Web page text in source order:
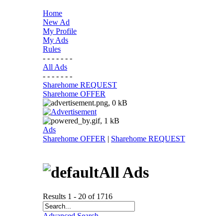
Home
New Ad
My Profile
My Ads
Rules
- - - - - - -
All Ads
- - - - - - -
Sharehome REQUEST
Sharehome OFFER
Ads
Sharehome OFFER | Sharehome REQUEST
All Ads
Results 1 - 20 of 1716